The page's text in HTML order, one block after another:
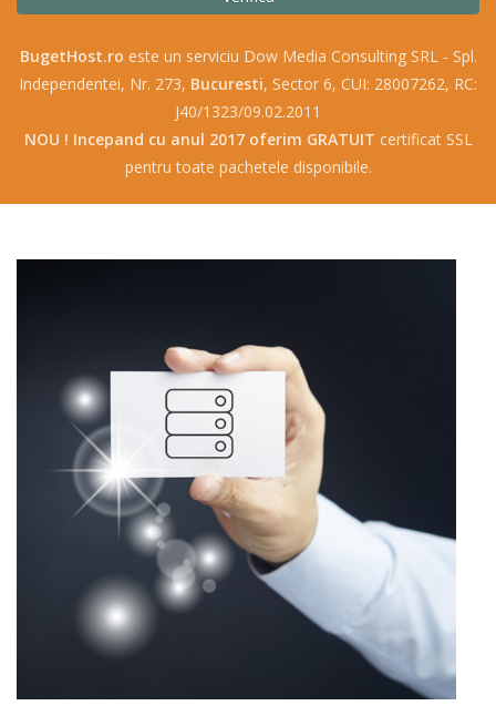
BugetHost.ro este un serviciu Dow Media Consulting SRL - Spl.
Independentei, Nr. 273, Bucuresti, Sector 6, CUI: 28007262, RC:
J40/1323/09.02.2011
NOU ! Incepand cu anul 2017 oferim GRATUIT certificat SSL
pentru toate pachetele disponibile.